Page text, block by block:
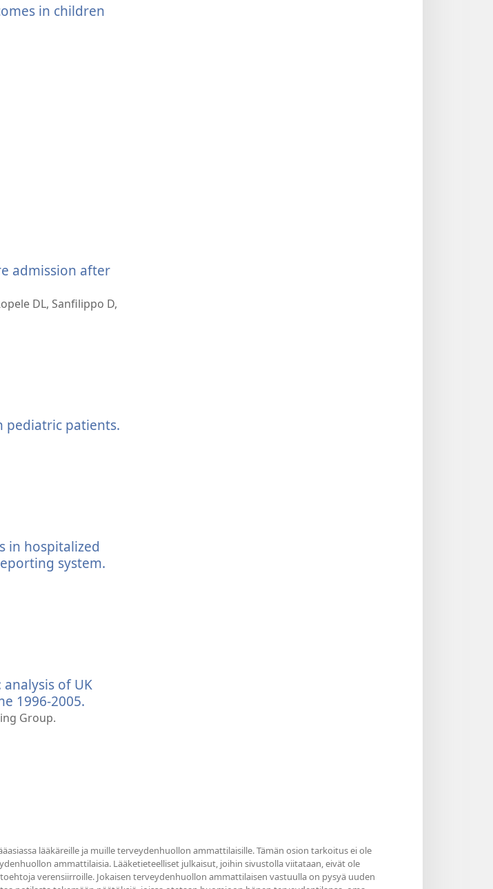
in children
admission after
DL, Sanfilippo D,
pediatric patients.
in hospitalized
system.
of UK
1996-2005.
Group.
lääkäreille ja muille terveydenhuollon ammattilaisille. Tämän osion tarkoitus ei ole
ammattilaisia. Lääketieteelliset julkaisut, joihin sivustolla viitataan, eivät ole
verensiirroille. Jokaisen terveydenhuollon ammattilaisen vastuulla on pysyä uuden